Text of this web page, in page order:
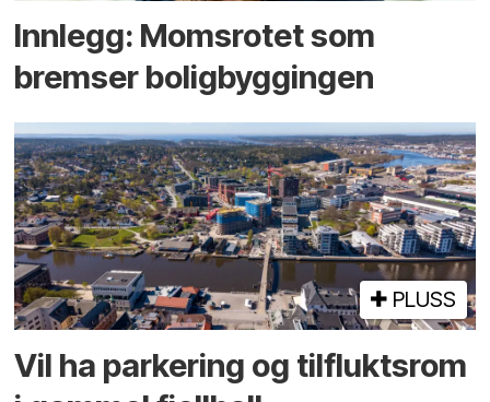
Innlegg: Moms­rotet som
bremser bolig­byggingen
PLUSS
Vil ha parkering og tilflukts­rom